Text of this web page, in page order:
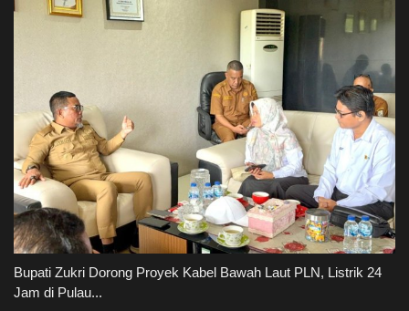
Bupati Zukri Dorong Proyek Kabel Bawah Laut PLN, Listrik 24
Jam di Pulau...